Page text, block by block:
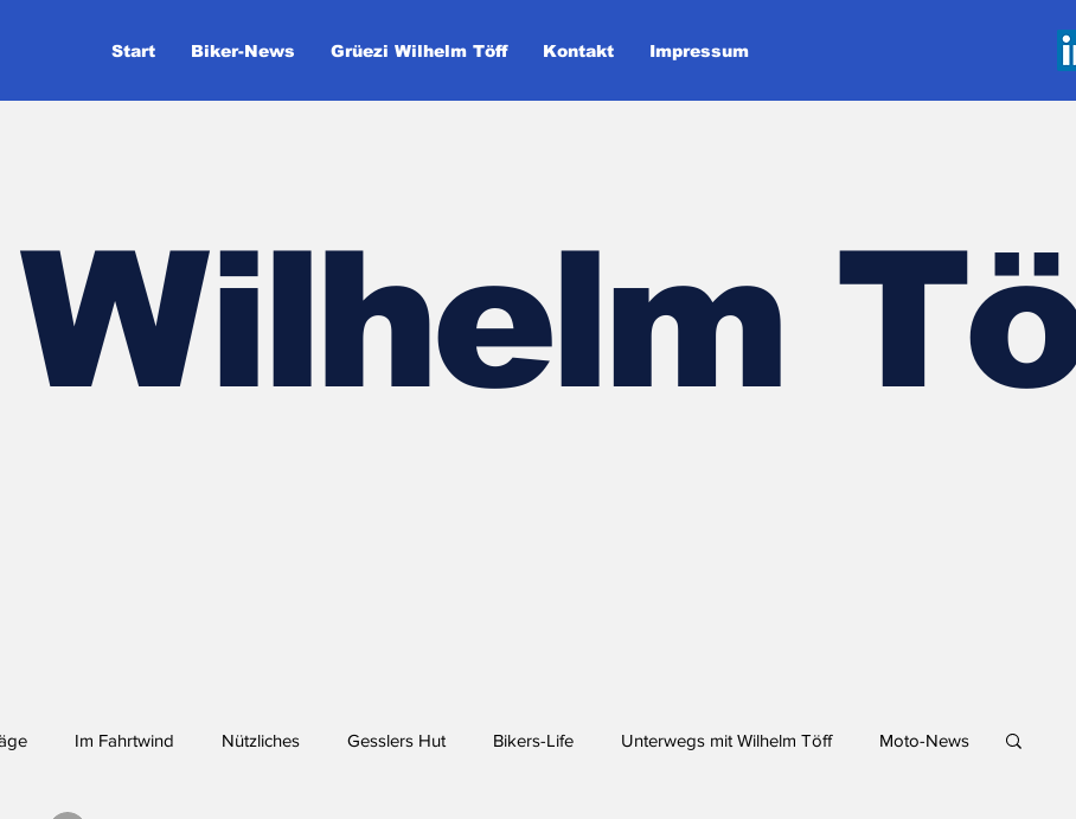
Start Biker-News Grüezi Wilhelm Töff Kontakt Impressum
Wilhelm
Im Fahrtwind Nützliches Gesslers Hut Bikers-Life Unterwegs mit Wilhelm Töff Moto-News